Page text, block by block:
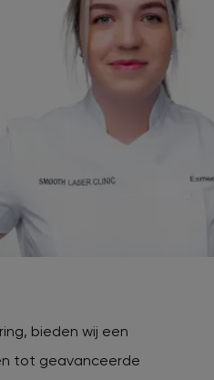
bieden wij een
tot geavanceerde